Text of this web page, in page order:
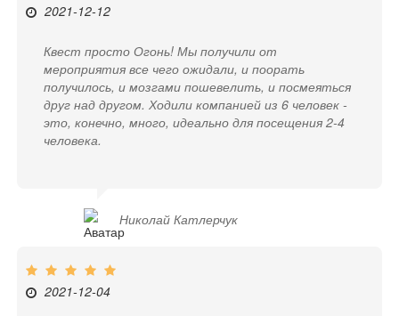
2021-12-12
Квест просто Огонь! Мы получили от
мероприятия все чего ожидали, и поорать
получилось, и мозгами пошевелить, и посмеяться
друг над другом. Ходили компанией из 6 человек -
это, конечно, много, идеально для посещения 2-4
человека.
Николай Катлерчук
2021-12-04